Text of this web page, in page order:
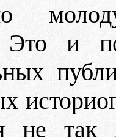
и
не